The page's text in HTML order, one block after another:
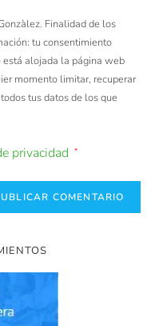
Finalidad de los
tu consentimiento
está alojada la página web
momento limitar, recuperar
tus datos de los que
privacidad *